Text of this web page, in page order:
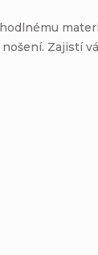
Zajistí